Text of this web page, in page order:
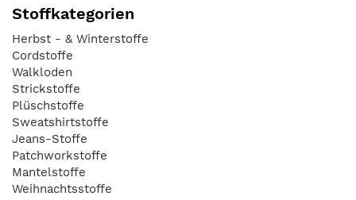
Stoffkategorien
Herbst - & Winterstoffe
Cordstoffe
Walkloden
Strickstoffe
Plüschstoffe
Sweatshirtstoffe
Jeans-Stoffe
Patchworkstoffe
Mantelstoffe
Weihnachtsstoffe